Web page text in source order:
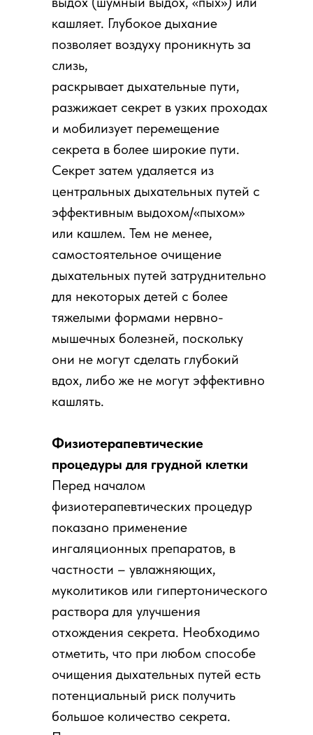
кашляет. Глубокое дыхание
позволяет воздуху проникнуть за
слизь,
раскрывает дыхательные пути,
разжижает секрет в узких проходах
и мобилизует перемещение
секрета в более широкие пути.
Секрет затем удаляется из
центральных дыхательных путей с
эффективным выдохом/«пыхом»
или кашлем. Тем не менее,
самостоятельное очищение
дыхательных путей затруднительно
для некоторых детей с более
тяжелыми формами нервно-
мышечных болезней, поскольку
они не могут сделать глубокий
вдох, либо же не могут эффективно
кашлять.
Физиотерапевтические
процедуры для грудной клетки
Перед началом
физиотерапевтических процедур
показано применение
ингаляционных препаратов, в
частности – увлажняющих,
муколитиков или гипертонического
раствора для улучшения
отхождения секрета. Необходимо
отметить, что при любом способе
очищения дыхательных путей есть
потенциальный риск получить
большое количество секрета.